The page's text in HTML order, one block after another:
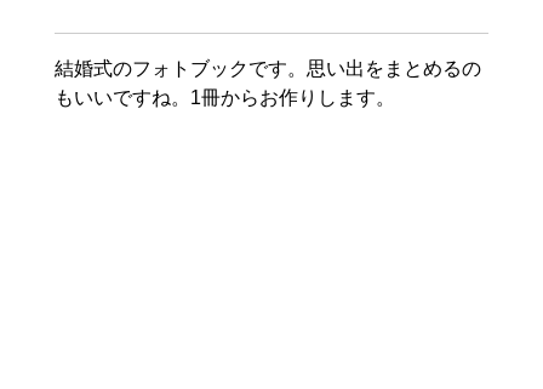
結婚式のフォトブックです。思い出をまとめるの
もいいですね。1冊からお作りします。